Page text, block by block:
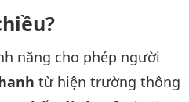
năng cho phép người
từ hiện trường thông